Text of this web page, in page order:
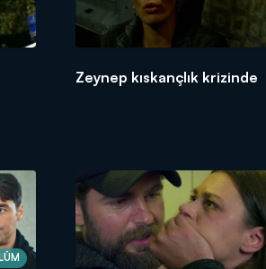
Zeynep kıskançlık krizinde